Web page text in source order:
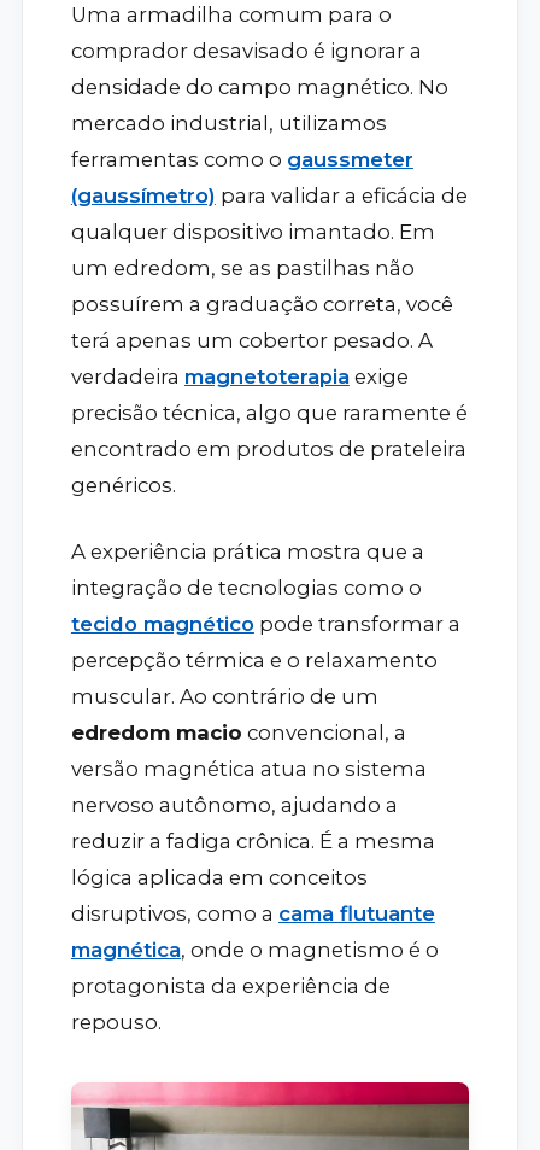
Uma armadilha comum para o
comprador desavisado é ignorar a
densidade do campo magnético. No
mercado industrial, utilizamos
ferramentas como o gaussmeter
(gaussímetro) para validar a eficácia de
qualquer dispositivo imantado. Em
um edredom, se as pastilhas não
possuírem a graduação correta, você
terá apenas um cobertor pesado. A
verdadeira magnetoterapiaexige
precisão técnica, algo que raramente é
encontrado em produtos de prateleira
genéricos.
A experiência prática mostra que a
integração de tecnologias como o
tecido magnético pode transformar a
percepção térmica e o relaxamento
muscular. Ao contrário de um
edredom macio convencional, a
versão magnética atua no sistema
nervoso autônomo, ajudando a
reduzir a fadiga crônica. É a mesma
lógica aplicada em conceitos
disruptivos, como a cama flutuante
magnética, onde o magnetismo é o
protagonista da experiência de
repouso.